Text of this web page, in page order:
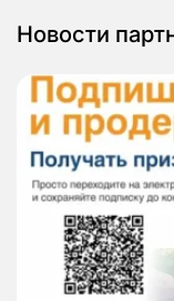
Новости